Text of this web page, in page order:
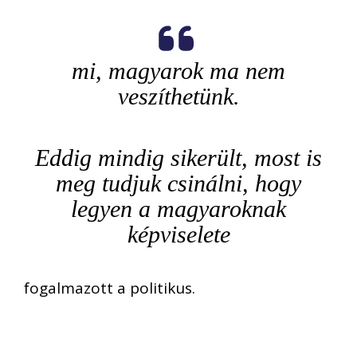
mi, magyarok ma nem
veszíthetünk.
Eddig mindig sikerült, most is
meg tudjuk csinálni, hogy
legyen a magyaroknak
képviselete
fogalmazott a politikus.